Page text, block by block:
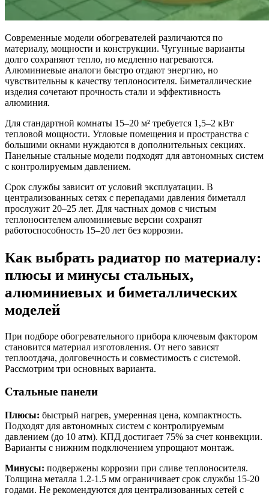
Современные модели обогревателей различаются по
материалу, мощности и конструкции. Чугунные варианты
долго сохраняют тепло, но медленно нагреваются.
Алюминиевые аналоги быстро отдают энергию, но
чувствительны к качеству теплоносителя. Биметаллические
изделия сочетают прочность стали и эффективность
алюминия.
Для стандартной комнаты 15–20 м² требуется 1,5–2 кВт
тепловой мощности. Угловые помещения и пространства с
большими окнами нуждаются в дополнительных секциях.
Панельные стальные модели подходят для автономных систем
с контролируемым давлением.
Срок службы зависит от условий эксплуатации. В
централизованных сетях с перепадами давления биметалл
прослужит 20–25 лет. Для частных домов с чистым
теплоносителем алюминиевые версии сохранят
работоспособность 15–20 лет без коррозии.
Как выбрать радиатор по материалу:
плюсы и минусы стальных,
алюминиевых и биметаллических
моделей
При подборе обогревательного прибора ключевым фактором
становится материал изготовления. От него зависят
теплоотдача, долговечность и совместимость с системой.
Рассмотрим три основных варианта.
Стальные панели
Плюсы: быстрый нагрев, умеренная цена, компактность.
Подходят для автономных систем с контролируемым
давлением (до 10 атм). КПД достигает 75% за счет конвекции.
Варианты с нижним подключением упрощают монтаж.
Минусы: подвержены коррозии при сливе теплоносителя.
Толщина металла 1.2-1.5 мм ограничивает срок службы 15-20
годами. Не рекомендуются для централизованных сетей с